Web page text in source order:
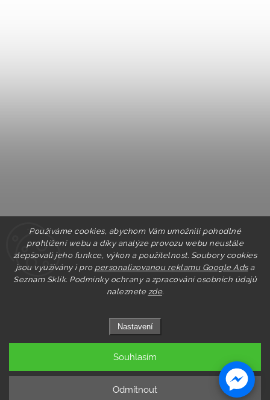
Používáme cookies, abychom Vám umožnili pohodlné
prohlížení webu a díky analýze provozu webu neustále
zlepšovali jeho funkce, výkon a použitelnost. Soubory cookies
jsou využívány i pro personalizovanou reklamu Google Adsa
Seznam Sklik. Podmínky ochrany a zpracování osobních údajů
naleznete zde.
Nastavení
Odmítnout
Souhlasím
Copyright 2026Pastry.cz. Všechna práva vyhrazena.